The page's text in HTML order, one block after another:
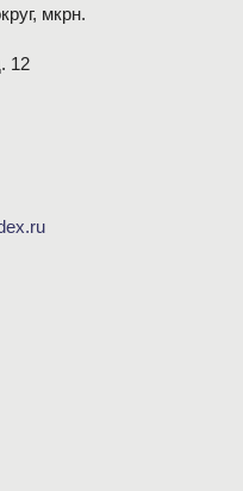
мкрн.
12